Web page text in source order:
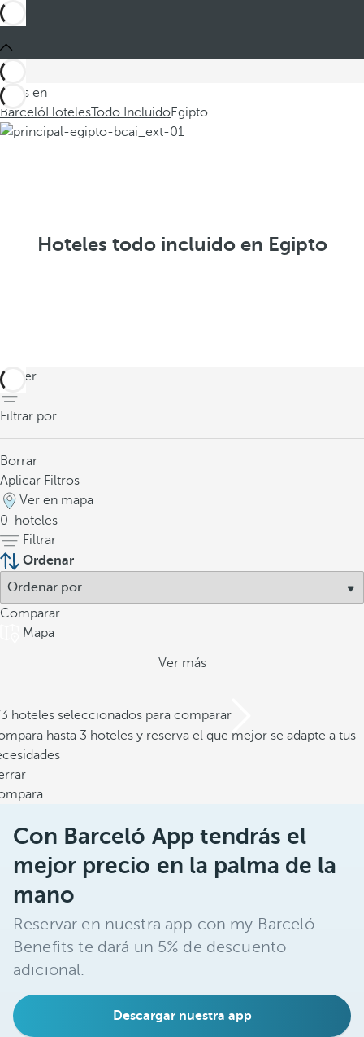
Estás en
BarcelóHotelesTodo IncluidoEgipto
Hoteles todo incluido en Egipto
volver
Filtrar por
Borrar
Aplicar Filtros
Ver en mapa
0
hoteles
Filtrar
Ordenar
Comparar
Mapa
Ver más
hoteles seleccionados para comparar
hasta 3 hoteles y reserva el que mejor se adapte a tus
Con Barceló App tendrás el
mejor precio en la palma de la
mano
Reservar en nuestra app con my Barceló
Benefits te dará un 5% de descuento
adicional.
Descargar nuestra app